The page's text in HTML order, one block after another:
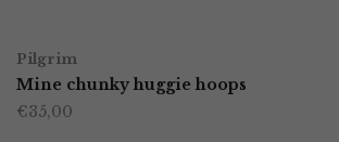
Pilgrim
Mine chunky huggie hoops
€35,00